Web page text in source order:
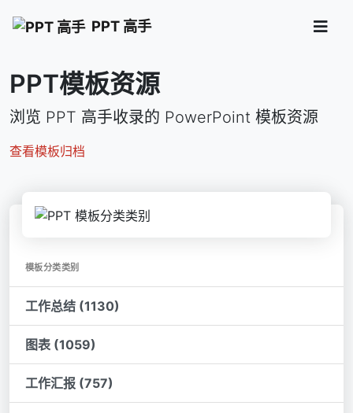
PPT 高手
PPT模板资源
浏览 PPT 高手收录的 PowerPoint 模板资源
查看模板归档
模板分类类别
工作总结 (1130)
图表 (1059)
工作汇报 (757)